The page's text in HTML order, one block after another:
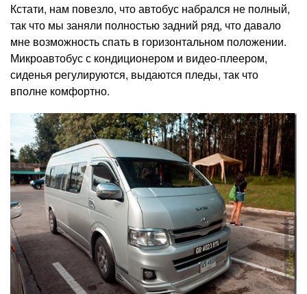
Кстати, нам повезло, что автобус набрался не полный,
так что мы заняли полностью задний ряд, что давало
мне возможность спать в горизонтальном положении.
Микроавтобус с кондиционером и видео-плеером,
сиденья регулируются, выдаются пледы, так что
вполне комфортно.